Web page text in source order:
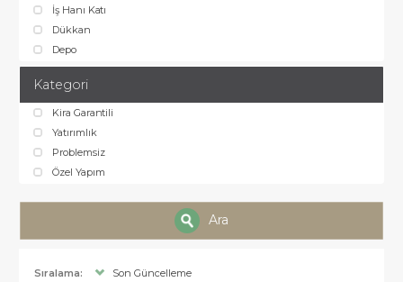
İş Hanı Katı
Dükkan
Depo
Kategori
Kira Garantili
Yatırımlık
Problemsiz
Özel Yapım
Ara
Sıralama:
Son Güncelleme